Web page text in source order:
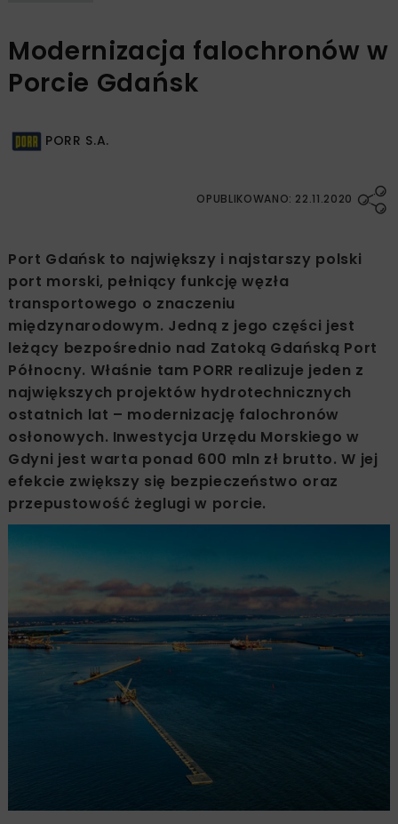
Modernizacja falochronów w
Porcie Gdańsk
PORR S.A.
OPUBLIKOWANO: 22.11.2020
Port Gdańsk to największy i najstarszy polski
port morski, pełniący funkcję węzła
transportowego o znaczeniu
międzynarodowym. Jedną z jego części jest
leżący bezpośrednio nad Zatoką Gdańską Port
Północny. Właśnie tam PORR realizuje jeden z
największych projektów hydrotechnicznych
ostatnich lat – modernizację falochronów
osłonowych. Inwestycja Urzędu Morskiego w
Gdyni jest warta ponad 600 mln zł brutto. W jej
efekcie zwiększy się bezpieczeństwo oraz
przepustowość żeglugi w porcie.